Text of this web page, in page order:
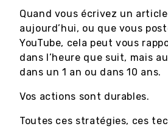
Quand vous écrivez un
aujourd’hui, ou que vous
YouTube, cela peut vous
dans l’heure que suit, mais
dans un 1 an ou dans 10 ans.
Vos actions sont durables.
Toutes ces stratégies, ces